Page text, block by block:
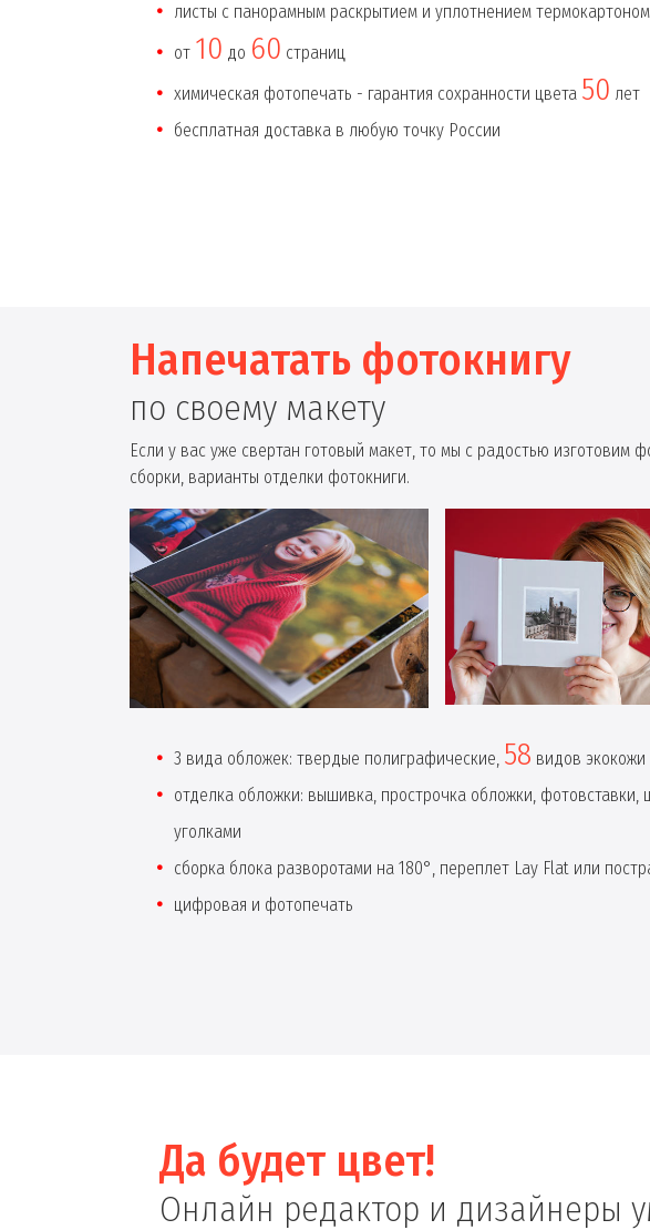
листы с панорамным раскрытием и уплотнением термокартоном
от 10 до 60 страниц
химическая фотопечать - гарантия сохранности цвета 50 лет
бесплатная доставка в любую точку России
Напечатать фотокнигу
по своему макету
Если у вас уже свертан готовый макет, то мы с радостью
сборки, варианты отделки фотокниги.
3 вида обложек: твердые полиграфические, 58 видов экокожи
отделка обложки: вышивка, прострочка обложки,
уголками
сборка блока разворотами на 180°, переплет Lay Flat или
цифровая и фотопечать
Да будет цвет!
Онлайн редактор и дизайнеры